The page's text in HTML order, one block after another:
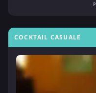
COCKTAIL CASUALE